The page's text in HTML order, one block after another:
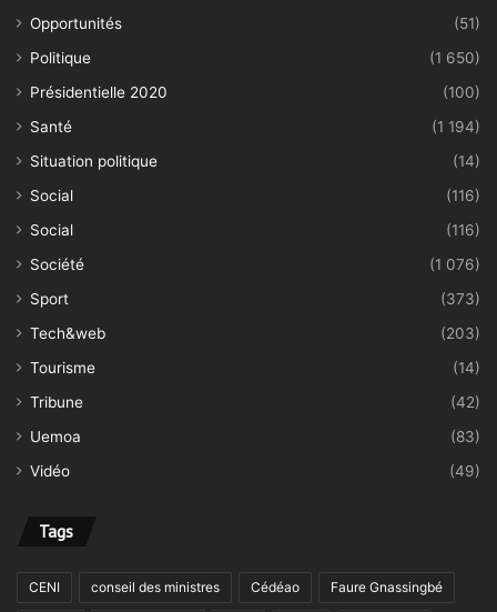
Opportunités
(51)
Politique
(1 650)
Présidentielle 2020
(100)
Santé
(1 194)
Situation politique
(14)
Social
(116)
Social
(116)
Société
(1 076)
Sport
(373)
Tech&web
(203)
Tourisme
(14)
Tribune
(42)
Uemoa
(83)
Vidéo
(49)
Tags
CENI conseil des ministres Cédéao Faure Gnassingbé